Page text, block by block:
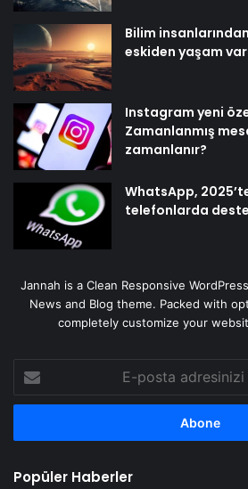
Bilim
eskiden yaşam var
Instagram yeni
Zamanlanmış
zamanlanır?
WhatsApp,
telefonlarda
Jannah is a Clean Responsive
News and Blog theme. Packed with
completely customize your
posta
adresinizi
Popüler Haberler